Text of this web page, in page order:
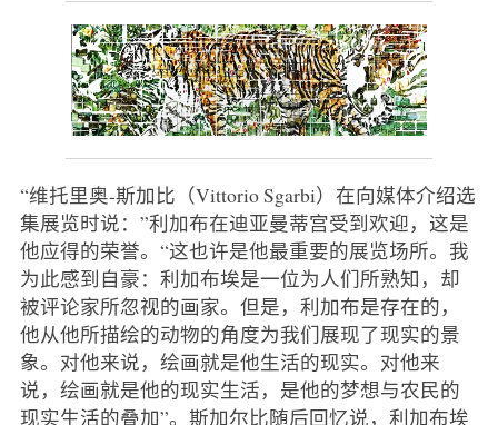
“维托里奥-斯加比（Vittorio Sgarbi）在向媒体介绍选
集展览时说：”利加布在迪亚曼蒂宫受到欢迎，这是
他应得的荣誉。“这也许是他最重要的展览场所。我
为此感到自豪：利加布埃是一位为人们所熟知，却
被评论家所忽视的画家。但是，利加布是存在的，
他从他所描绘的动物的角度为我们展现了现实的景
象。对他来说，绘画就是他生活的现实。对他来
说，绘画就是他的现实生活，是他的梦想与农民的
现实生活的叠加”。斯加尔比随后回忆说，利加布埃